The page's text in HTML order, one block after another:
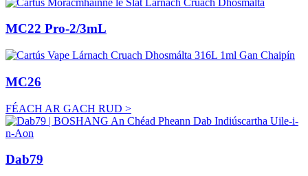
MC22 Pro-2/3mL
MC26
FÉACH AR GACH RUD >
Dab79